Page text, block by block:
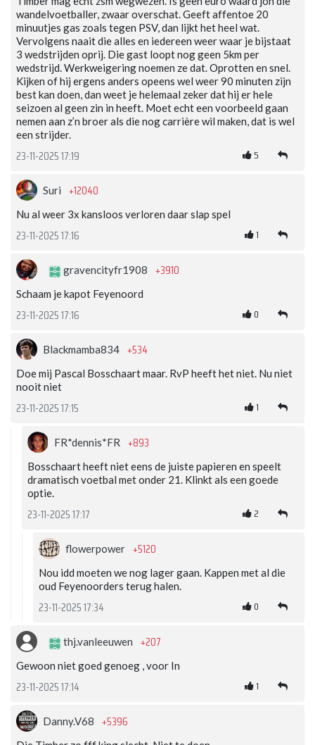
wandelvoetballer, zwaar overschat. Geeft affentoe 20
minuutjes gas zoals tegen PSV, dan lijkt het heel wat.
Vervolgens naait die alles en iedereen weer waar je bijstaat
3 wedstrijden oprij. Die gast loopt nog geen 5km per
wedstrijd. Werkweigering noemen ze dat. Oprotten en snel.
Kijken of hij ergens anders opeens wel weer 90 minuten zijn
best kan doen, dan weet je helemaal zeker dat hij er hele
seizoen al geen zin in heeft. Moet echt een voorbeeld gaan
nemen aan z’n broer als die nog carrière wil maken, dat is wel
een strijder.
23-11-2025 17:19 5
Suri +12040
Nu al weer 3x kansloos verloren daar slap spel
23-11-2025 17:16 1
gravencityfr1908 +3910
Schaam je kapot Feyenoord
23-11-2025 17:16 0
Blackmamba834 +534
Doe mij Pascal Bosschaart maar. RvP heeft het niet. Nu niet
nooit niet
23-11-2025 17:15 1
FR*dennis*FR +893
Bosschaart heeft niet eens de juiste papieren en speelt
dramatisch voetbal met onder 21. Klinkt als een goede
optie.
23-11-2025 17:17 2
flowerpower +5120
Nou idd moeten we nog lager gaan. Kappen met al die
oud Feyenoorders terug halen.
23-11-2025 17:34 0
thj.vanleeuwen +207
Gewoon niet goed genoeg , voor In
23-11-2025 17:14 1
Danny.V68 +5396